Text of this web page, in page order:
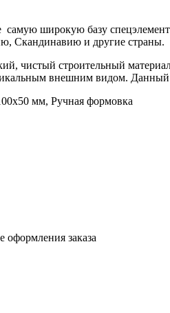
широкую базу
Скандинавию и другие страны.
чистый строительный
внешним видом.
мм, Ручная формовка
оформления заказа